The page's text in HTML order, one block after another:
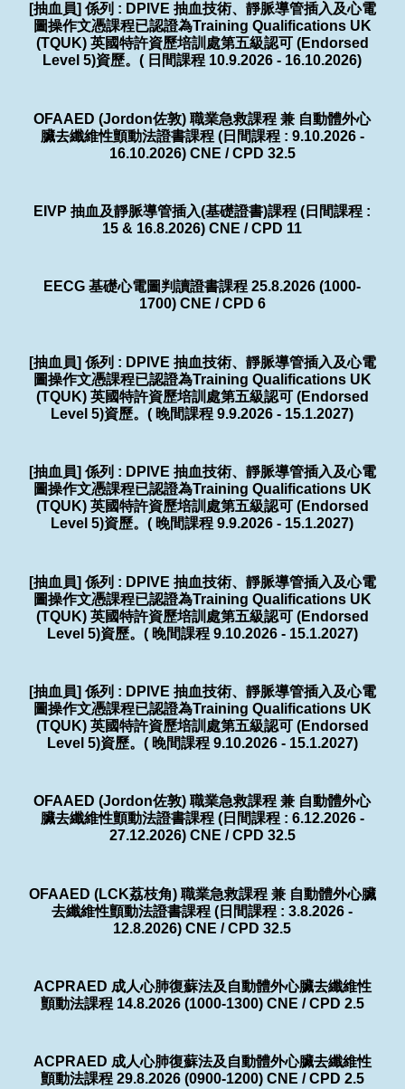
[抽血員] 係列 : DPIVE 抽血技術、靜脈導管插入及心電
圖操作文憑課程已認證為Training Qualifications UK
(TQUK) 英國特許資歷培訓處第五級認可 (Endorsed
Level 5)資歷。( 日間課程 10.9.2026 - 16.10.2026)
OFAAED (Jordon佐敦) 職業急救課程 兼 自動體外心
臟去纖維性顫動法證書課程 (日間課程 : 9.10.2026 -
16.10.2026) CNE / CPD 32.5
EIVP 抽血及靜脈導管插入(基礎證書)課程 (日間課程 :
15 & 16.8.2026) CNE / CPD 11
EECG 基礎心電圖判讀證書課程 25.8.2026 (1000-
1700) CNE / CPD 6
[抽血員] 係列 : DPIVE 抽血技術、靜脈導管插入及心電
圖操作文憑課程已認證為Training Qualifications UK
(TQUK) 英國特許資歷培訓處第五級認可 (Endorsed
Level 5)資歷。( 晚間課程 9.9.2026 - 15.1.2027)
[抽血員] 係列 : DPIVE 抽血技術、靜脈導管插入及心電
圖操作文憑課程已認證為Training Qualifications UK
(TQUK) 英國特許資歷培訓處第五級認可 (Endorsed
Level 5)資歷。( 晚間課程 9.9.2026 - 15.1.2027)
[抽血員] 係列 : DPIVE 抽血技術、靜脈導管插入及心電
圖操作文憑課程已認證為Training Qualifications UK
(TQUK) 英國特許資歷培訓處第五級認可 (Endorsed
Level 5)資歷。( 晚間課程 9.10.2026 - 15.1.2027)
[抽血員] 係列 : DPIVE 抽血技術、靜脈導管插入及心電
圖操作文憑課程已認證為Training Qualifications UK
(TQUK) 英國特許資歷培訓處第五級認可 (Endorsed
Level 5)資歷。( 晚間課程 9.10.2026 - 15.1.2027)
OFAAED (Jordon佐敦) 職業急救課程 兼 自動體外心
臟去纖維性顫動法證書課程 (日間課程 : 6.12.2026 -
27.12.2026) CNE / CPD 32.5
OFAAED (LCK荔枝角) 職業急救課程 兼 自動體外心臟
去纖維性顫動法證書課程 (日間課程 : 3.8.2026 -
12.8.2026) CNE / CPD 32.5
ACPRAED 成人心肺復蘇法及自動體外心臟去纖維性
顫動法課程 14.8.2026 (1000-1300) CNE / CPD 2.5
ACPRAED 成人心肺復蘇法及自動體外心臟去纖維性
顫動法課程 29.8.2026 (0900-1200) CNE / CPD 2.5